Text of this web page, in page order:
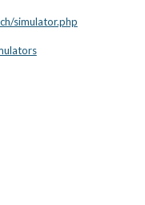
simulator.php